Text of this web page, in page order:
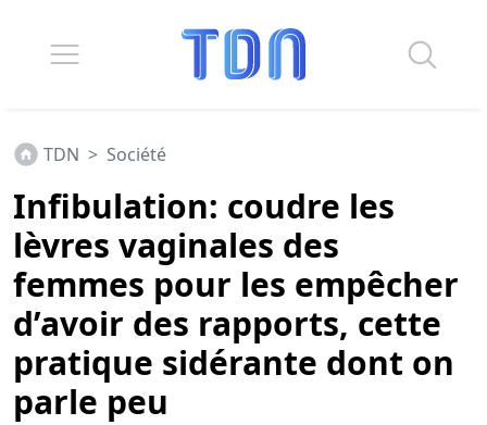
TDN > Société
Infibulation: coudre les
lèvres vaginales des
femmes pour les empêcher
d’avoir des rapports, cette
pratique sidérante dont on
parle peu